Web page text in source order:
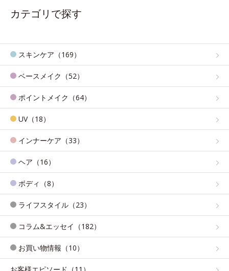
カテゴリで探す
スキンケア（169）
ベースメイク（52）
ポイントメイク（64）
UV（18）
インナーケア（33）
ヘア（16）
ボディ（8）
ライフスタイル（23）
コラム&エッセイ（182）
お買い物情報（10）